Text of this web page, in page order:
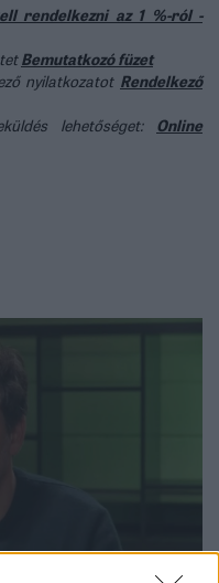
rendelkezni az 1 %-ról -
Bemutatkozó füzet
nyilatkozatot Rendelkező
lehetőséget: Online